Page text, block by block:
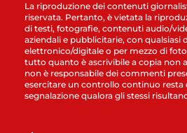
La riproduzione dei contenuti
riservata. Pertanto, è vietata la
di testi, fotografie, contenuti audio/
aziendali e pubblicitarie, con qualsiasi
elettronico/digitale o per mezzo di
tutto quanto è ascrivibile a copia non
non è responsabile dei commenti
esercitare un controllo continuo resta
segnalazione qualora gli stessi